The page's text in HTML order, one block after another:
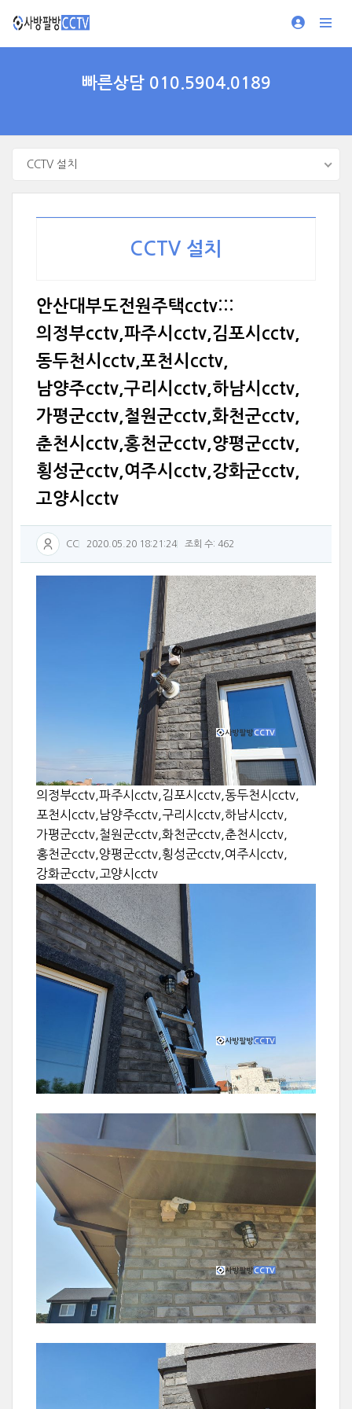
빠른상담 010.5904.0189
CCTV 설치
CCTV 설치
안산대부도전원주택cctv:::
의정부cctv,파주시cctv,김포시cctv,
동두천시cctv,포천시cctv,
남양주cctv,구리시cctv,하남시cctv,
가평군cctv,철원군cctv,화천군cctv,
춘천시cctv,홍천군cctv,양평군cctv,
횡성군cctv,여주시cctv,강화군cctv,
고양시cctv
CC 2020.05.20 18:21:24 조회 수: 462
의정부cctv,파주시cctv,김포시cctv,동두천시cctv,
포천시cctv,남양주cctv,구리시cctv,하남시cctv,
가평군cctv,철원군cctv,화천군cctv,춘천시cctv,
홍천군cctv,양평군cctv,횡성군cctv,여주시cctv,
강화군cctv,고양시cctv